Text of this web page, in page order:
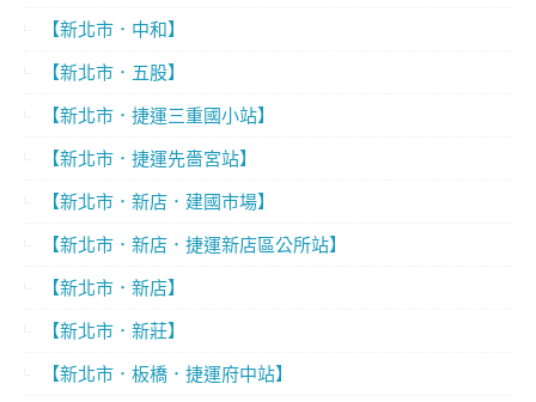
【新北市．中和】
【新北市．五股】
【新北市．捷運三重國小站】
【新北市．捷運先嗇宮站】
【新北市．新店．建國市場】
【新北市．新店．捷運新店區公所站】
【新北市．新店】
【新北市．新莊】
【新北市．板橋．捷運府中站】